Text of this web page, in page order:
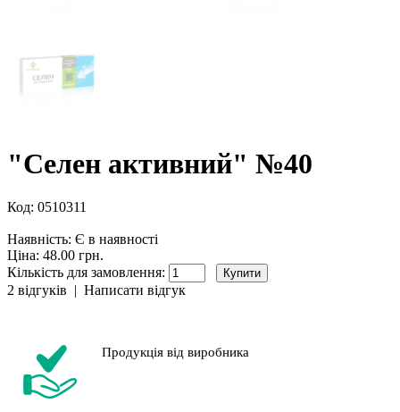
"Селен активний" №40
Код: 0510311
Наявність: Є в наявності
Ціна: 48.00 грн.
Кількість для замовлення:
2 відгуків | Написати відгук
Продукція від виробника